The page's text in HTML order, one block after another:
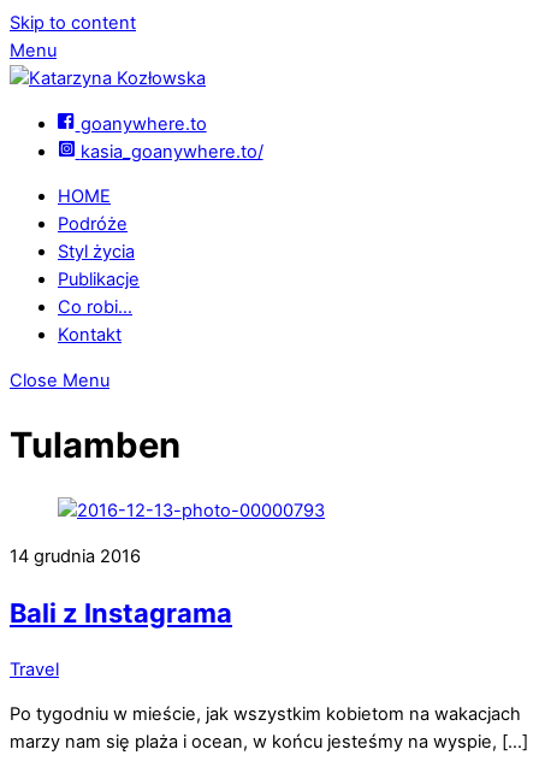
Skip to content
Menu
goanywhere.to
kasia_goanywhere.to/
HOME
Podróże
Styl życia
Publikacje
Co robi…
Kontakt
Close Menu
Tulamben
14 grudnia 2016
Bali z Instagrama
Travel
Po tygodniu w mieście, jak wszystkim kobietom na wakacjach
marzy nam się plaża i ocean, w końcu jesteśmy na wyspie, […]